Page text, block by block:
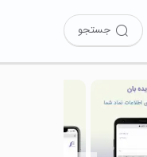
جستجو